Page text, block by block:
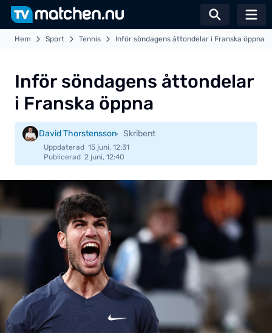
Växla
Hem Sport Tennis Inför söndagens åttondelar i Franska öppna
Inför söndagens åttondelar
i Franska öppna
David Thorstensson Skribent
Uppdaterad 15 juni, 12:31
Publicerad 2 juni, 12:40